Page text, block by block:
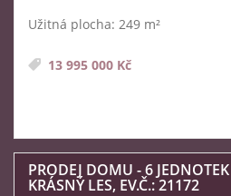
Užitná plocha: 249 m²
13 995 000 Kč
PRODEJ DOMU - 6
KRÁSNÝ LES, EV.Č.: 21172